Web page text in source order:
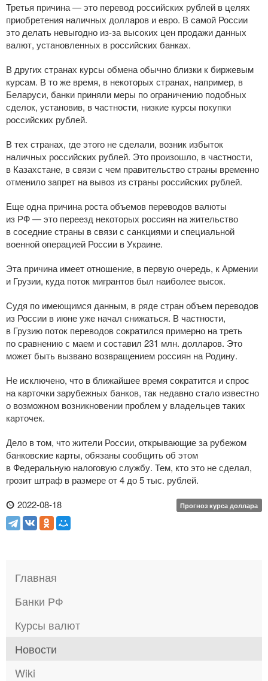
Третья причина — это перевод российских рублей в целях
приобретения наличных долларов и евро. В самой России
это делать невыгодно из-за высоких цен продажи данных
валют, установленных в российских банках.
В других странах курсы обмена обычно близки к биржевым
курсам. В то же время, в некоторых странах, например, в
Беларуси, банки приняли меры по ограничению подобных
сделок, установив, в частности, низкие курсы покупки
российских рублей.
В тех странах, где этого не сделали, возник избыток
наличных российских рублей. Это произошло, в частности,
в Казахстане, в связи с чем правительство страны временно
отменило запрет на вывоз из страны российских рублей.
Еще одна причина роста объемов переводов валюты
из РФ — это переезд некоторых россиян на жительство
в соседние страны в связи с санкциями и специальной
военной операцией России в Украине.
Эта причина имеет отношение, в первую очередь, к Армении
и Грузии, куда поток мигрантов был наиболее высок.
Судя по имеющимся данным, в ряде стран объем переводов
из России в июне уже начал снижаться. В частности,
в Грузию поток переводов сократился примерно на треть
по сравнению с маем и составил 231 млн. долларов. Это
может быть вызвано возвращением россиян на Родину.
Не исключено, что в ближайшее время сократится и спрос
на карточки зарубежных банков, так недавно стало известно
о возможном возникновении проблем у владельцев таких
карточек.
Дело в том, что жители России, открывающие за рубежом
банковские карты, обязаны сообщить об этом
в Федеральную налоговую службу. Тем, кто это не сделал,
грозит штраф в размере от 4 до 5 тыс. рублей.
2022-08-18
Прогноз курса доллара
Главная
Банки РФ
Курсы валют
Новости
Wiki